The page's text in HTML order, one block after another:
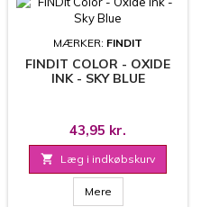
MÆRKER: FINDIT
FINDIT COLOR - OXIDE
INK - SKY BLUE
43,95 kr.
 Læg i indkøbskurv
Mere